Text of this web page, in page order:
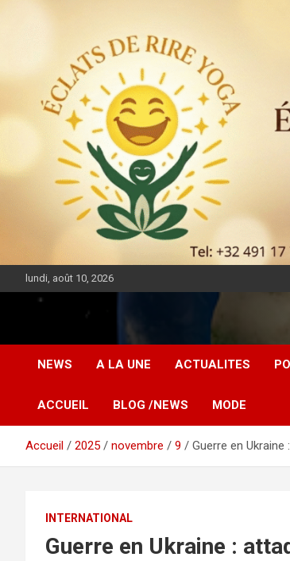
lundi, août 10, 2026
DIASPORA PULSE
NEWS A LA UNE ACTUALITES
ACCUEIL BLOG /NEWS MODE
Accueil 2025 novembre 9 Guerre en
INTERNATIONAL
Guerre en Ukraine :